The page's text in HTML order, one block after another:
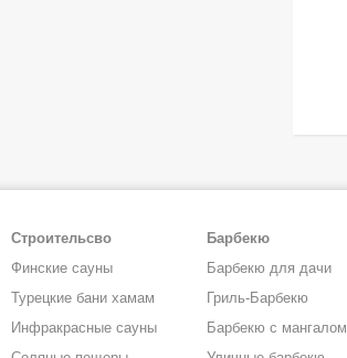
Строительсво
Финские сауны
Турецкие бани хамам
Инфракрасные сауны
Барбекю
Барбекю для дачи
Гриль-Барбекю
Барбекю с мангалом